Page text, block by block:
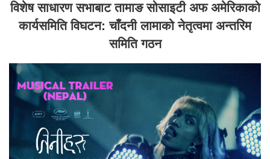
विशेष साधारण सभाबाट तामाङ सोसाइटी अफ अमेरिकाको
कार्यसमिति विघटन: चाँदनी लामाको नेतृत्वमा अन्तरिम
समिति गठन